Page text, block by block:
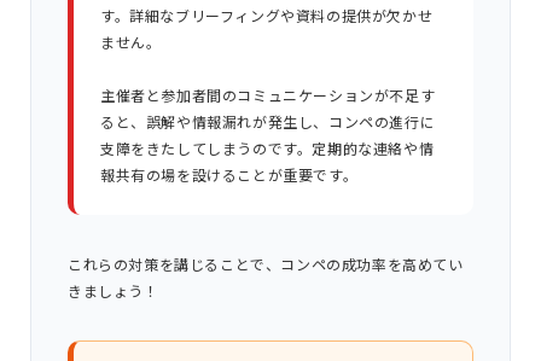
す。詳細なブリーフィングや資料の提供が欠かせ
ません。
主催者と参加者間のコミュニケーションが不足す
ると、誤解や情報漏れが発生し、コンペの進行に
支障をきたしてしまうのです。定期的な連絡や情
報共有の場を設けることが重要です。
これらの対策を講じることで、コンペの成功率を高めてい
きましょう！